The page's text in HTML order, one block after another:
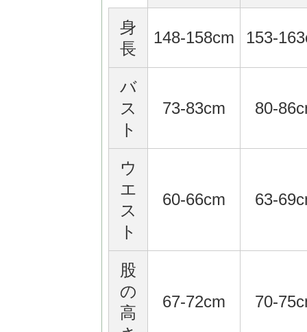
身
長
148-158cm 153-
バ
ス
ト
73-83cm 80-
ウ
エ
ス
ト
60-66cm 63-
股
の
高
67-72cm 70-